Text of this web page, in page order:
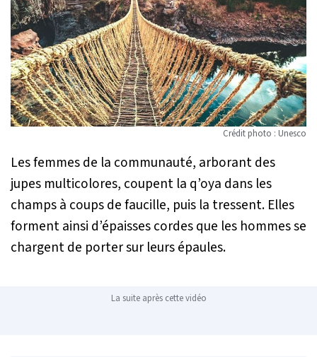
Crédit photo : Unesco
Les femmes de la communauté, arborant des
jupes multicolores, coupent la q’oya dans les
champs à coups de faucille, puis la tressent. Elles
forment ainsi d’épaisses cordes que les hommes se
chargent de porter sur leurs épaules.
La suite après cette vidéo